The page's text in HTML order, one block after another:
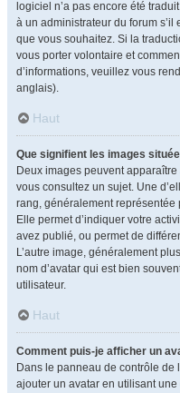
logiciel n’a pas encore été
à un administrateur du forum
que vous souhaitez. Si la
vous porter volontaire et
d’informations, veuillez vous
anglais).
Haut
Que signifient les images
Deux images peuvent
vous consultez un sujet. Une
rang, généralement représentée
Elle permet d’indiquer votre
avez publié, ou permet de
L’autre image, généralement
nom d’avatar qui est bien
utilisateur.
Haut
Comment puis-je afficher un
Dans le panneau de contrôle de
ajouter un avatar en utilisant